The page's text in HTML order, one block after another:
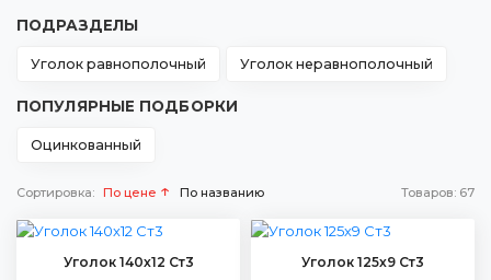
Владивосток
+7 (423) 254 0 452
agatstal@mail.ru
ПОДРАЗДЕЛЫ
Уголок равнополочный Уголок неравнополочный
ПОПУЛЯРНЫЕ ПОДБОРКИ
Оцинкованный
Сортировка: По цене По названию Товаров: 67
Уголок 140х12 Ст3 Уголок 125х9 Ст3